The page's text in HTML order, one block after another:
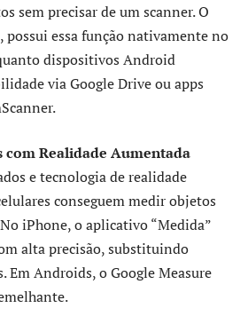
sem precisar de um scanner. O
possui essa função nativamente no
dispositivos Android
via Google Drive ou apps
com Realidade Aumentada
e tecnologia de realidade
conseguem medir objetos
iPhone, o aplicativo “Medida”
alta precisão, substituindo
Em Androids, o Google Measure